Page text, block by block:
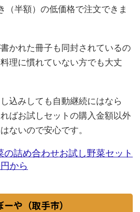
（半額）の低価格で注文できま
かれた冊子も同封されているの
理に慣れていない方でも大丈
込みしても自動継続にはなら
ばお試しセットの購入金額以外
ないので安心です。
の詰め合わせお試し野菜セット
から
や（取手市）